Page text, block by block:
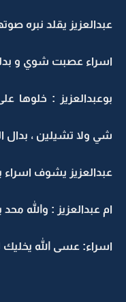
عبدالعزيز يقلد نبره
اسراء عصبت شوي و
بوعبدالعزيز : خلوها
شي ولا تشيلين ، بدال الخدامه 3 عندنا
عبدالعزيز يشوف اسراء
ام عبدالعزيز : والله
اسراء: عسى الله يخليك